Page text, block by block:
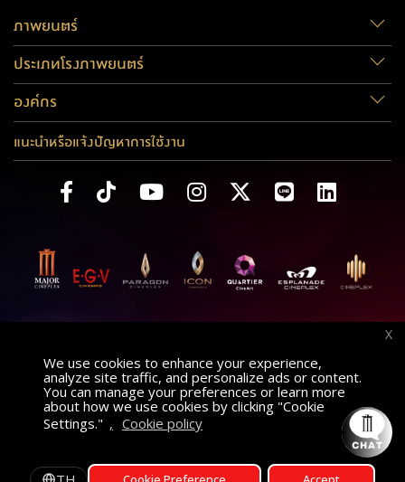
We use cookies to enhance your experience,
analyze site traffic, and personalize ads or content.
You can manage your preferences or learn more
about how we use cookies by clicking "Cookie
Settings." , Cookie policy
X
ภาพยนตร์
ประเภทโรงภาพยนตร์
องค์กร
แนะนำหรือแจ้งปัญหาการใช้งาน
ค้นหาภาพยนตร์ AT เลือกโรงภาพยนตร์